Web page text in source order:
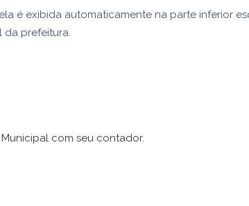
é exibida automaticamente na parte inferior
prefeitura.
com seu contador.